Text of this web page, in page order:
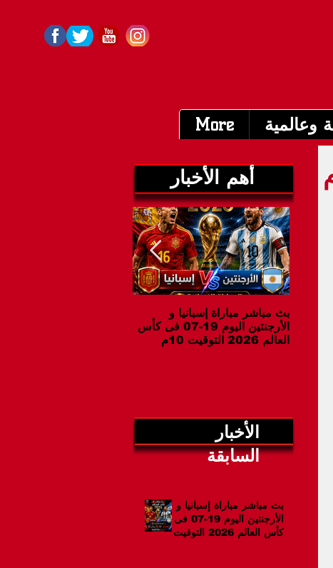
وعالمية More
أهم الأخبار
بث مباشر مباراة إسبانيا و
الأرجنتين اليوم 19-07 فى كأس
العالم 2026 التوقيت 10م
الأخبار
السابقة
بث مباشر مباراة إسبانيا و
الأرجنتين اليوم 19-07 فى
كأس العالم 2026 التوقيت